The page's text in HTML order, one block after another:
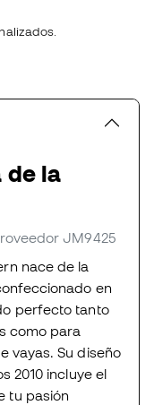
de la
JM9425
nace de la
en
perfecto tanto
como para
vayas. Su diseño
2010 incluye el
tu pasión